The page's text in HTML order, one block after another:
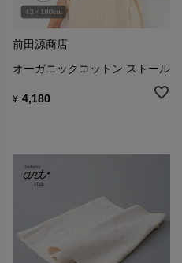
前田源商店
オーガニックコットン ストール
¥ 4,180